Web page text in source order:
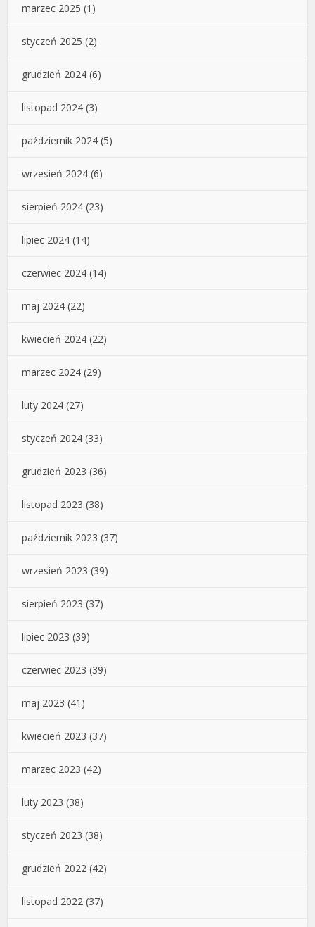
marzec 2025 (1)
styczeń 2025 (2)
grudzień 2024 (6)
listopad 2024 (3)
październik 2024 (5)
wrzesień 2024 (6)
sierpień 2024 (23)
lipiec 2024 (14)
czerwiec 2024 (14)
maj 2024 (22)
kwiecień 2024 (22)
marzec 2024 (29)
luty 2024 (27)
styczeń 2024 (33)
grudzień 2023 (36)
listopad 2023 (38)
październik 2023 (37)
wrzesień 2023 (39)
sierpień 2023 (37)
lipiec 2023 (39)
czerwiec 2023 (39)
maj 2023 (41)
kwiecień 2023 (37)
marzec 2023 (42)
luty 2023 (38)
styczeń 2023 (38)
grudzień 2022 (42)
listopad 2022 (37)